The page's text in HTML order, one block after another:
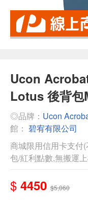
Ucon
Lotus 後背包
◎品牌： Ucon
館： 碧宥有限公司
商城限用信用卡支付
包/紅利點數,無搬運
$ 4450 $5,060